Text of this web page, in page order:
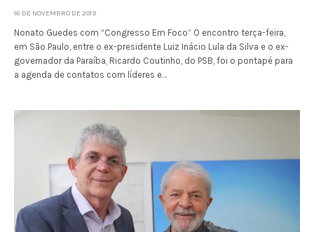
16 DE NOVEMBRO DE 2019
Nonato Guedes com “Congresso Em Foco” O encontro terça-feira,
em São Paulo, entre o ex-presidente Luiz Inácio Lula da Silva e o ex-
governador da Paraíba, Ricardo Coutinho, do PSB, foi o pontapé para
a agenda de contatos com líderes e…